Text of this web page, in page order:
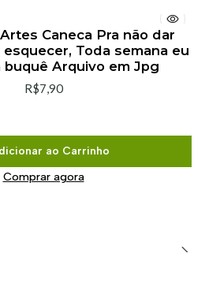
Caneca Pra não dar
Toda semana eu
buquê Arquivo em Jpg
R$7,90
ao Carrinho
Comprar agora